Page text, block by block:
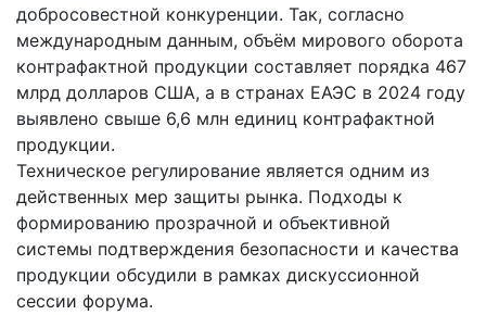
добросовестной конкуренции. Так, согласно
международным данным, объём мирового оборота
контрафактной продукции составляет порядка 467
млрд долларов США, а в странах ЕАЭС в 2024 году
выявлено свыше 6,6 млн единиц контрафактной
продукции.
Техническое регулирование является одним из
действенных мер защиты рынка. Подходы к
формированию прозрачной и объективной
системы подтверждения безопасности и качества
продукции обсудили в рамках дискуссионной
сессии форума.